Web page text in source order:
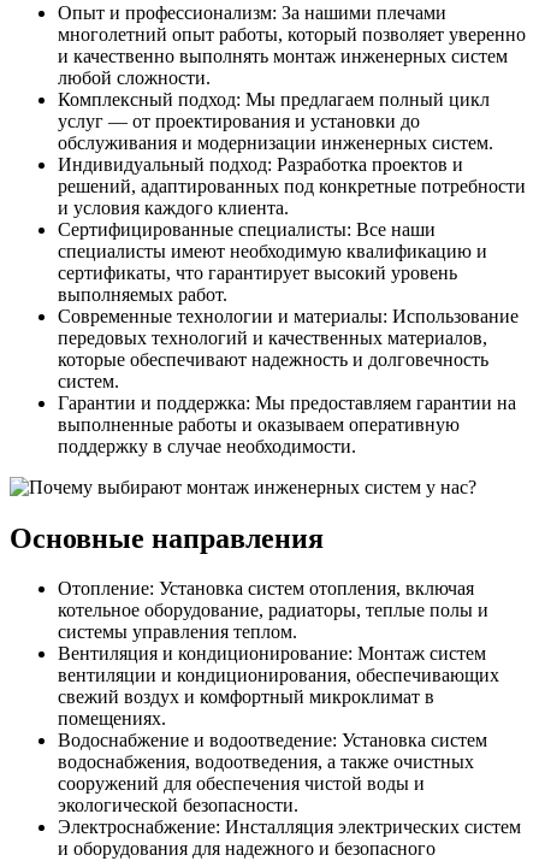
Опыт и профессионализм: За нашими плечами
многолетний опыт работы, который позволяет уверенно
и качественно выполнять монтаж инженерных систем
любой сложности.
Комплексный подход: Мы предлагаем полный цикл
услуг — от проектирования и установки до
обслуживания и модернизации инженерных систем.
Индивидуальный подход: Разработка проектов и
решений, адаптированных под конкретные потребности
и условия каждого клиента.
Сертифицированные специалисты: Все наши
специалисты имеют необходимую квалификацию и
сертификаты, что гарантирует высокий уровень
выполняемых работ.
Современные технологии и материалы: Использование
передовых технологий и качественных материалов,
которые обеспечивают надежность и долговечность
систем.
Гарантии и поддержка: Мы предоставляем гарантии на
выполненные работы и оказываем оперативную
поддержку в случае необходимости.
Основные направления
Отопление: Установка систем отопления, включая
котельное оборудование, радиаторы, теплые полы и
системы управления теплом.
Вентиляция и кондиционирование: Монтаж систем
вентиляции и кондиционирования, обеспечивающих
свежий воздух и комфортный микроклимат в
помещениях.
Водоснабжение и водоотведение: Установка систем
водоснабжения, водоотведения, а также очистных
сооружений для обеспечения чистой воды и
экологической безопасности.
Электроснабжение: Инсталляция электрических систем
и оборудования для надежного и безопасного